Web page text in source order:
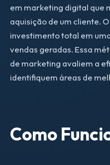
em marketing digital que
aquisição de um cliente.
investimento total em
vendas geradas. Essa
de marketing avaliem a
identifiquem áreas de
Como